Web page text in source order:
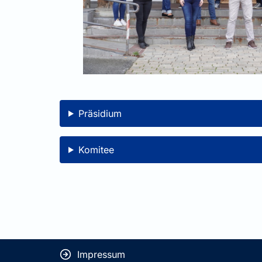
Präsidium
Komitee
Impressum